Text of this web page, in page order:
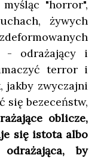
"horror",
żywych
- odrażający i
terror i
jakby zwyczajni
bezeceństw,
oblicze,
się istota albo
by